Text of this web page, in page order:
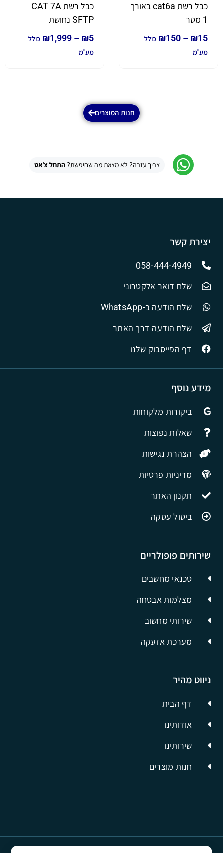
כבל רשת cat6a באורך
1 מטר
₪15
–
₪150
כולל
מע"מ
כבל רשת CAT 7A
SFTP נחושת
₪5
–
₪1,999
כולל
מע"מ
חנות המוצרים
צריך עזרה? לא מצאת מה שחיפשת?התחל צ'אט
ניווט מהיר
דף הבית
אודותינו
שירותינו
חנות מוצרים
שירותים פופולריים
טכנאי מחשבים
מצלמות אבטחה
שירותי מחשוב
מערכת אזעקה
מידע נוסף
ביקורות מלקוחות
שאלות נפוצות
הצהרת נגישות
מדיניות פרטיות
תקנון האתר
ביטול עסקה
יצירת קשר
058-444-4949
שלח דואר אלקטרוני
שלח הודעה ב-WhatsApp
שלח הודעה דרך האתר
דף הפייסבוק שלנו